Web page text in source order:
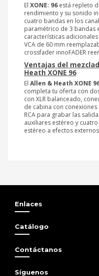
El XONE: 96 está repleto
rendimiento y su sonido
cuatro bandas en los
paramétrico de 3 bandas
características
VCA de 60 mm
crossfader innoFADER
Ventajas del
Heath XONE 96
El Allen & Heath XONE
completa tu oferta con
con XLR balanceado,
de cabina con
RCA para grabar las
auxiliares estéreo y
estéreo a efectos
mm EVA, acabado
con forrajes de espuma
foams. Viene con cierre
candado.
modos de utilización con
hombro desmontable y
Enlaces
Catálogo
Contáctanos
Síguenos